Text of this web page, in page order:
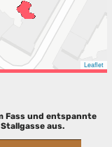
Leaflet
Fass und entspannte
aus.